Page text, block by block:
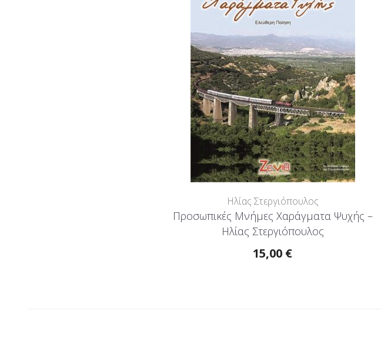
Ηλίας Στεργιόπουλος
Προσωπικές Μνήμες Χαράγματα Ψυχής –
Ηλίας Στεργιόπουλος
15,00 €